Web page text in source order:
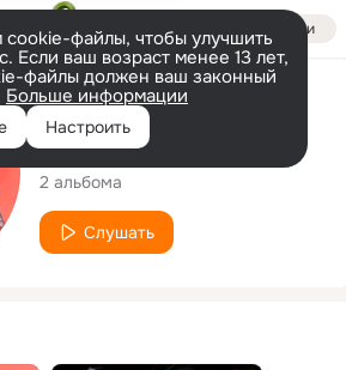
Войти
файлы, чтобы улучшить
Если ваш возраст менее 13 лет,
файлы должен ваш законный
Больше информации
Настроить
Исполнитель
Pink Heart
2 альбома
Слушать